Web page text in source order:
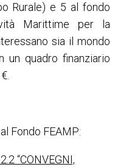
Rurale) e 5 al fondo
Marittime per la
sia il mondo
un quadro finanziario
Fondo FEAMP:
“CONVEGNI,